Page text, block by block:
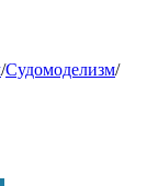
/Судомоделизм/